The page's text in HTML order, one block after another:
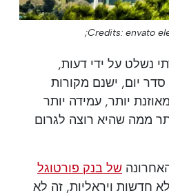
Credits: envato
נשלט על ידי דעות,
יום, ישנם מקורות
יותר, עמידה יותר
ממה שהיא רוצה לגרום
של בנק פורטוגל
חדשות ויראליות, זה לא